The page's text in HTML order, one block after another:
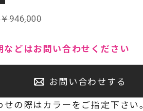
￥946,000
などはお問い合わせください
お問い合わせする
せの際はカラーをご指定下さい。